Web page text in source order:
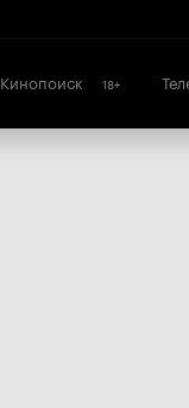
Кинопоиск 18+